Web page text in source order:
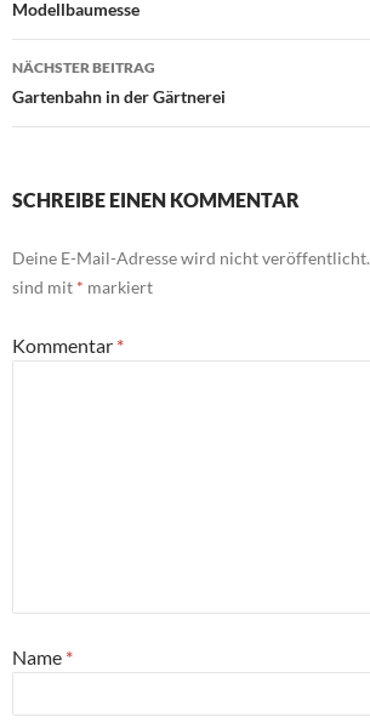
Modellbaumesse
NÄCHSTER BEITRAG
Gartenbahn in der Gärtnerei
SCHREIBE EINEN KOMMENTAR
Deine E-Mail-Adresse wird nicht veröffentlicht.
sind mit * markiert
Kommentar *
Name *